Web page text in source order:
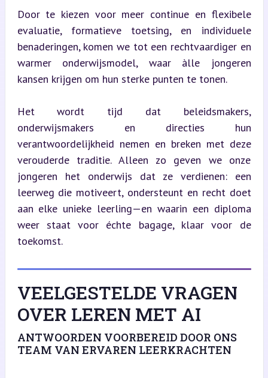
Door te kiezen voor meer continue en flexibele
evaluatie, formatieve toetsing, en individuele
benaderingen, komen we tot een rechtvaardiger en
warmer onderwijsmodel, waar àlle jongeren
kansen krijgen om hun sterke punten te tonen.
Het wordt tijd dat beleidsmakers,
onderwijsmakers en directies hun
verantwoordelijkheid nemen en breken met deze
verouderde traditie. Alleen zo geven we onze
jongeren het onderwijs dat ze verdienen: een
leerweg die motiveert, ondersteunt en recht doet
aan elke unieke leerling—en waarin een diploma
weer staat voor échte bagage, klaar voor de
toekomst.
VEELGESTELDE VRAGEN
OVER LEREN MET AI
ANTWOORDEN VOORBEREID DOOR ONS
TEAM VAN ERVAREN LEERKRACHTEN